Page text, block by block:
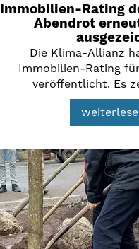
Immobilien-Rating
Abendrot
Die Klima-Allianz
Immobilien-Rating
veröffentlicht. Es